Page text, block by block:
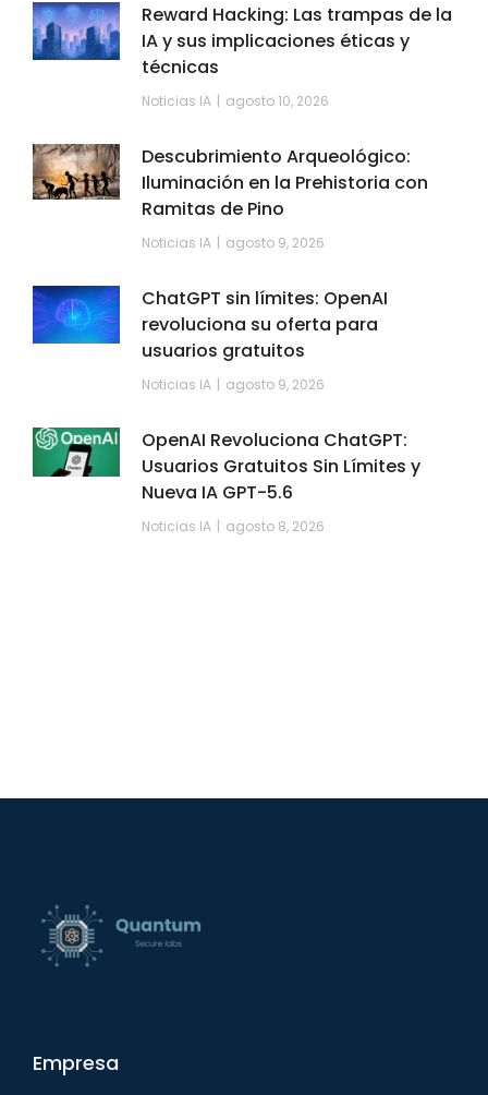
Reward Hacking: Las trampas de la
IA y sus implicaciones éticas y
técnicas
Noticias IA agosto 10, 2026
Descubrimiento Arqueológico:
Iluminación en la Prehistoria con
Ramitas de Pino
Noticias IA agosto 9, 2026
ChatGPT sin límites: OpenAI
revoluciona su oferta para
usuarios gratuitos
Noticias IA agosto 9, 2026
OpenAI Revoluciona ChatGPT:
Usuarios Gratuitos Sin Límites y
Nueva IA GPT-5.6
Noticias IA agosto 8, 2026
Empresa